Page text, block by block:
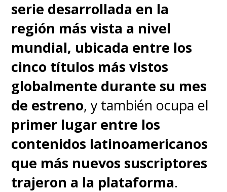
serie desarrollada en la
región más vista a nivel
mundial, ubicada entre los
cinco títulos más vistos
globalmente durante su mes
de estreno, y también ocupa el
primer lugar entre los
contenidos latinoamericanos
que más nuevos suscriptores
trajeron a la plataforma.